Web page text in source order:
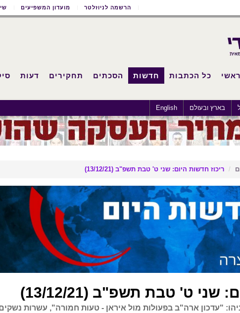
הרשמה לניוזלטר מועדון המשפיעים
ראשי כל הכתבות חדשות
בארץ ובעולם English
הסכתים תחקירים דעות
ריכוז חדשות היום: שני ט' טבת תשפ"ב (13/12/21)
שני ט' טבת תשפ"ב (13/12/21)
"עדכון ארה"ב בפעולות מול איראן - טעות חמורה", עשרות